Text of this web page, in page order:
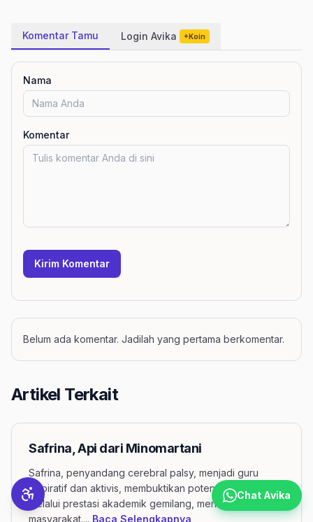
Komentar Tamu Login Avika +Koin
Nama
Komentar
Kirim Komentar
Belum ada komentar. Jadilah yang pertama berkomentar.
Artikel Terkait
Safrina, Api dari Minomartani
Safrina, penyandang cerebral palsy, menjadi guru
inspiratif dan aktivis, membuktikan potensi difabel
melalui prestasi akademik gemilang, menepis stigma
masyarakat.... Baca Selengkapnya mengenai artikel
Chat Avika